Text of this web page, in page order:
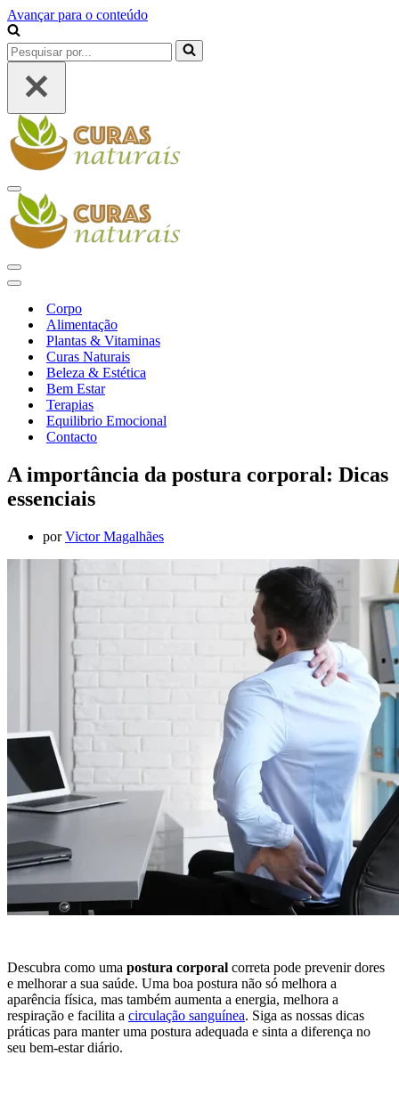
Avançar para o conteúdo
Pesquisar
por...
Menu
de
navegação
Menu
de
Menu
navegação
Corpo
Alimentação
Plantas & Vitaminas
Curas Naturais
Beleza & Estética
Bem Estar
Terapias
Equilibrio Emocional
Contacto
A importância da postura corporal: Dicas
essenciais
porVictor Magalhães
Descubra como uma postura corporal correta pode prevenir dores
e melhorar a sua saúde. Uma boa postura não só melhora a
aparência física, mas também aumenta a energia, melhora a
respiração e facilita a circulação sanguínea. Siga as nossas dicas
práticas para manter uma postura adequada e sinta a diferença no
seu bem-estar diário.